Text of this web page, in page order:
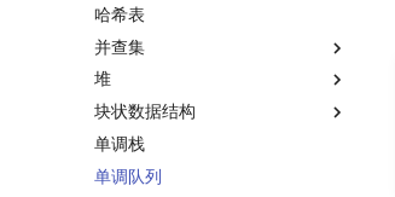
哈希表
并查集
并查集
并查集复杂度
堆
堆简介
二叉堆
配对堆
块状数据结构
分块思想
块状数组
单调栈
单调队列